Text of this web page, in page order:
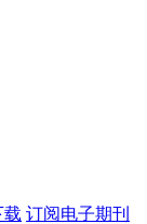
载 订阅电子期刊